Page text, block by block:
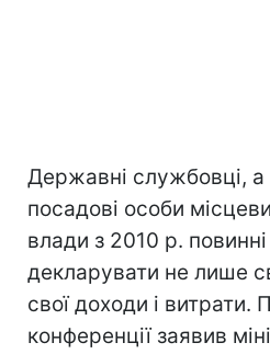
Державні службовці,
посадові особи
влади з 2010 р.
декларувати не лише
свої доходи і
конференції заявив